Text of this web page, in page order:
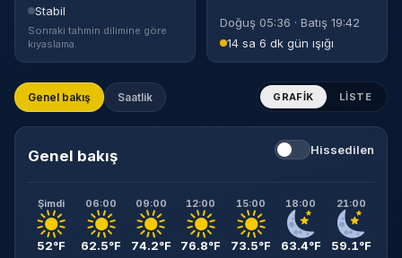
Stabil
Sonraki tahmin dilimine göre
kıyaslama.
Doğuş 05:36 · Batış 19:42
14 sa 6 dk gün ışığı
Genel bakış Saatlik GRAFIK LISTE
Genel bakış Hissedilen
Şimdi
52°F
06:00
62.5°F
09:00
74.2°F
12:00
76.8°F
15:00
73.5°F
18:00
63.4°F
21:00
59.1°F